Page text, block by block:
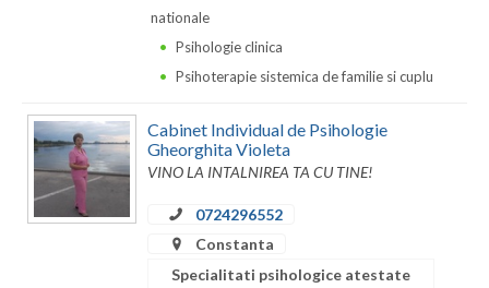
Olt
Prahova
Salaj
nationale
Psihologie clinica
Psihoterapie sistemica de familie si cuplu
Cabinet Individual de Psihologie
Gheorghita Violeta
VINO LA INTALNIREA TA CU TINE!
0724296552
Constanta
Specialitati psihologice atestate